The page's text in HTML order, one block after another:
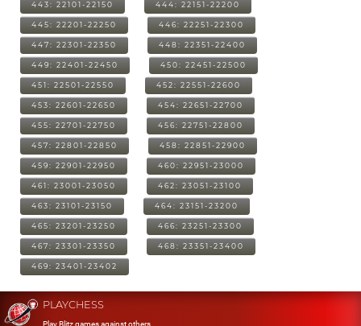
443: 22101-22150 444: 22151-22200
445: 22201-22250 446: 22251-22300
447: 22301-22350 448: 22351-22400
449: 22401-22450 450: 22451-22500
451: 22501-22550 452: 22551-22600
453: 22601-22650 454: 22651-22700
455: 22701-22750 456: 22751-22800
457: 22801-22850 458: 22851-22900
459: 22901-22950 460: 22951-23000
461: 23001-23050 462: 23051-23100
463: 23101-23150 464: 23151-23200
465: 23201-23250 466: 23251-23300
467: 23301-23350 468: 23351-23400
469: 23401-23402
PLAYCHESS